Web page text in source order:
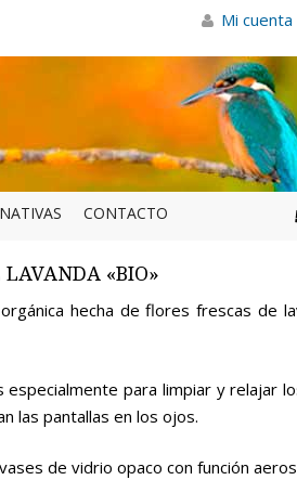
Mi cuenta
CONTACTO
LAVANDA «BIO»
hecha de flores frescas de
especialmente para limpiar y relajar
las pantallas en los ojos.
de vidrio opaco con función